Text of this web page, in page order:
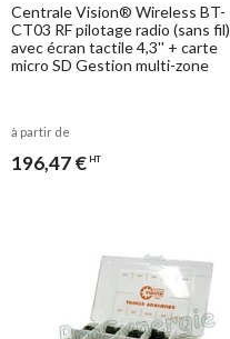
Centrale Vision® Wireless BT-
CT03 RF pilotage radio (sans fil)
avec écran tactile 4,3'' + carte
micro SD Gestion multi-zone
à partir de
196,47 € HT